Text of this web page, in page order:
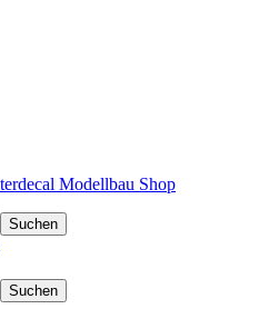
Suchen
Suchen